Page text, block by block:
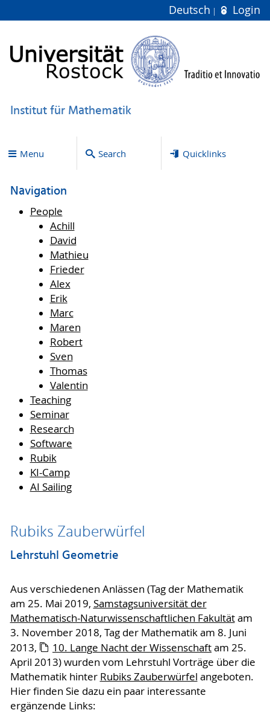
Deutsch Login
Institut für Mathematik
Menu Search Quicklinks
Navigation
People
Achill
David
Mathieu
Frieder
Alex
Erik
Marc
Maren
Robert
Sven
Thomas
Valentin
Teaching
Seminar
Research
Software
Rubik
KI-Camp
AI Sailing
Rubiks Zauberwürfel
Lehrstuhl Geometrie
Aus verschiedenen Anlässen (Tag der Mathematik
am 25. Mai 2019, Samstagsuniversität der
Mathematisch-Naturwissenschaftlichen Fakultätam
3. November 2018, Tag der Mathematik am 8. Juni
2013,
10. Lange Nacht der Wissenschaftam 25.
April 2013) wurden vom Lehrstuhl Vorträge über die
Mathematik hinter Rubiks Zauberwürfel angeboten.
Hier finden Sie dazu ein paar interessante
ergänzende Links: